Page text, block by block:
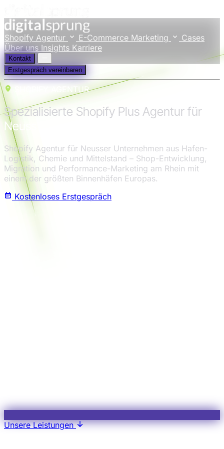
Shopify Agentur E-Commerce Marketing
Cases
Über uns Insights Karriere
Kontakt
Erstgespräch vereinbaren
SHOPIFY AGENTUR
Spezialisierte Shopify Plus Agentur für
Neuss
Shopify Agentur für Neusser Unternehmen aus Hafen-
Logistik, Chemie und Mittelstand – Shop-Entwicklung,
Migration und Performance-Marketing am Rhein mit
einem der größten Binnenhäfen Europas.
Kostenloses Erstgespräch
Unsere Leistungen